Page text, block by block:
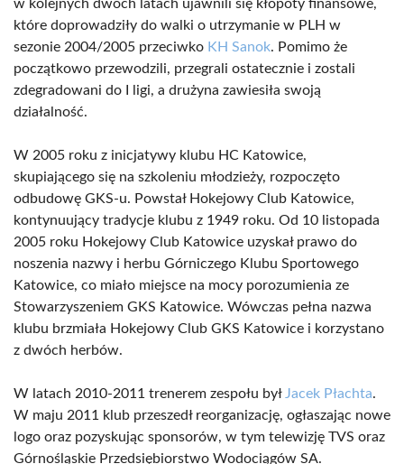
w kolejnych dwóch latach ujawnili się kłopoty finansowe,
które doprowadziły do walki o utrzymanie w PLH w
sezonie 2004/2005 przeciwko KH Sanok. Pomimo że
początkowo przewodzili, przegrali ostatecznie i zostali
zdegradowani do I ligi, a drużyna zawiesiła swoją
działalność.
W 2005 roku z inicjatywy klubu HC Katowice,
skupiającego się na szkoleniu młodzieży, rozpoczęto
odbudowę GKS-u. Powstał Hokejowy Club Katowice,
kontynuujący tradycje klubu z 1949 roku. Od 10 listopada
2005 roku Hokejowy Club Katowice uzyskał prawo do
noszenia nazwy i herbu Górniczego Klubu Sportowego
Katowice, co miało miejsce na mocy porozumienia ze
Stowarzyszeniem GKS Katowice. Wówczas pełna nazwa
klubu brzmiała Hokejowy Club GKS Katowice i korzystano
z dwóch herbów.
W latach 2010-2011 trenerem zespołu był Jacek Płachta.
W maju 2011 klub przeszedł reorganizację, ogłaszając nowe
logo oraz pozyskując sponsorów, w tym telewizję TVS oraz
Górnośląskie Przedsiębiorstwo Wodociągów SA.